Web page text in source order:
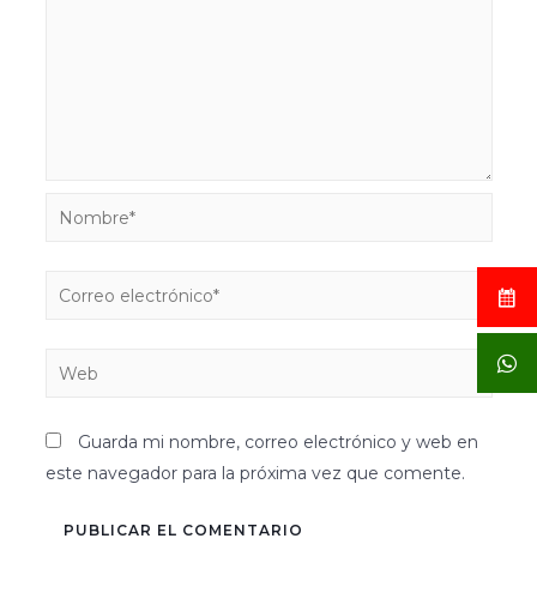
Guarda mi nombre, correo electrónico y web en
este navegador para la próxima vez que comente.